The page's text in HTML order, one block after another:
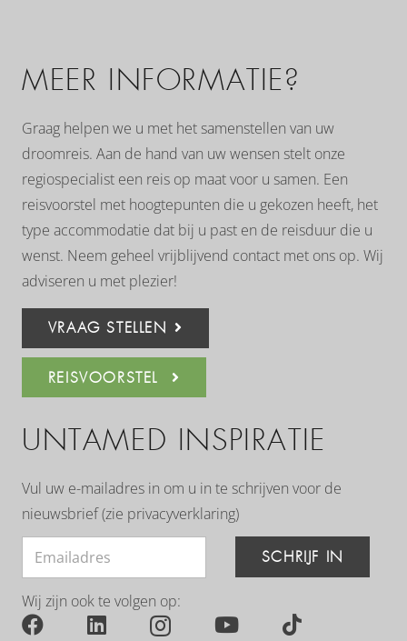
MEER INFORMATIE?
Graag helpen we u met het samenstellen van uw
droomreis. Aan de hand van uw wensen stelt onze
regiospecialist een reis op maat voor u samen. Een
reisvoorstel met hoogtepunten die u gekozen heeft, het
type accommodatie dat bij u past en de reisduur die u
wenst. Neem geheel vrijblijvend contact met ons op. Wij
adviseren u met plezier!
VRAAG STELLEN
REISVOORSTEL
UNTAMED INSPIRATIE
Vul uw e-mailadres in om u in te schrijven voor de
nieuwsbrief (zie privacyverklaring)
SCHRIJF IN
Wij zijn ook te volgen op: